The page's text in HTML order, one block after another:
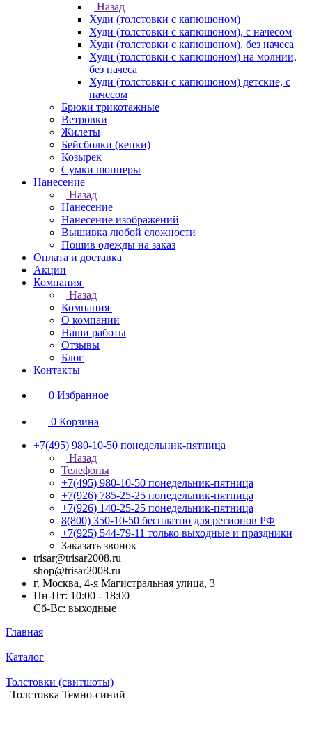
Назад
Худи (толстовки с капюшоном)
Худи (толстовки c капюшоном), с начесом
Худи (толстовки c капюшоном), без начеса
Худи (толстовки с капюшоном) на молнии,
без начеса
Худи (толстовки c капюшоном) детские, с
начесом
Брюки трикотажные
Ветровки
Жилеты
Бейсболки (кепки)
Козырек
Сумки шопперы
Нанесение
Назад
Нанесение
Нанесение изображений
Вышивка любой сложности
Пошив одежды на заказ
Оплата и доставка
Акции
Компания
Назад
Компания
О компании
Наши работы
Отзывы
Блог
Контакты
0 Избранное
0 Корзина
+7(495) 980-10-50 понедельник-пятница
Назад
Телефоны
+7(495) 980-10-50 понедельник-пятница
+7(926) 785-25-25 понедельник-пятница
+7(926) 140-25-25 понедельник-пятница
8(800) 350-10-50 бесплатно для регионов РФ
+7(925) 544-79-11 только выходные и праздники
Заказать звонок
trisar@trisar2008.ru
shop@trisar2008.ru
г. Москва, 4-я Магистральная улица, 3
Пн-Пт: 10:00 - 18:00
Сб-Вс: выходные
Главная
Каталог
Толстовки (свитшоты)
Толстовка Темно-синий